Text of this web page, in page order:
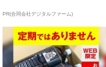
PR(合同会社デジタルファーム)